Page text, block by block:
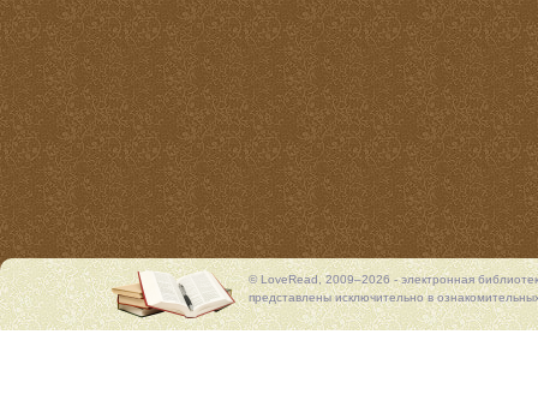
© LoveRead, 2009–2026 - электронная
представлены исключительно в